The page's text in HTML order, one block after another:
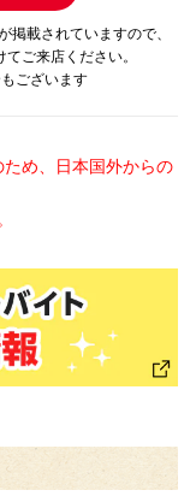
載されていますので、
ご来店ください。
ございます
め、日本国外からの